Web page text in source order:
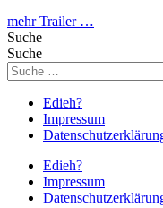
mehr Trailer …
Suche
Suche
Edieh?
Impressum
Edieh?
Impressum